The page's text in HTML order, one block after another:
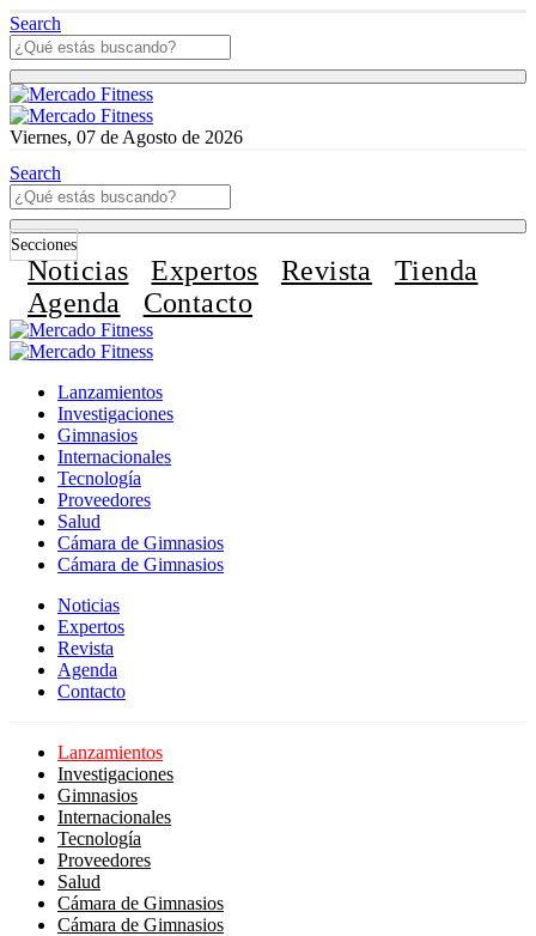
Search
Viernes, 07 de Agosto de 2026
Search
Secciones
Noticias Expertos Revista
Tienda
Agenda
Contacto
Lanzamientos
Investigaciones
Gimnasios
Internacionales
Tecnología
Proveedores
Salud
Cámara de Gimnasios
Cámara de Gimnasios
Noticias
Expertos
Revista
Agenda
Contacto
Lanzamientos
Investigaciones
Gimnasios
Internacionales
Tecnología
Proveedores
Salud
Cámara de Gimnasios
Cámara de Gimnasios